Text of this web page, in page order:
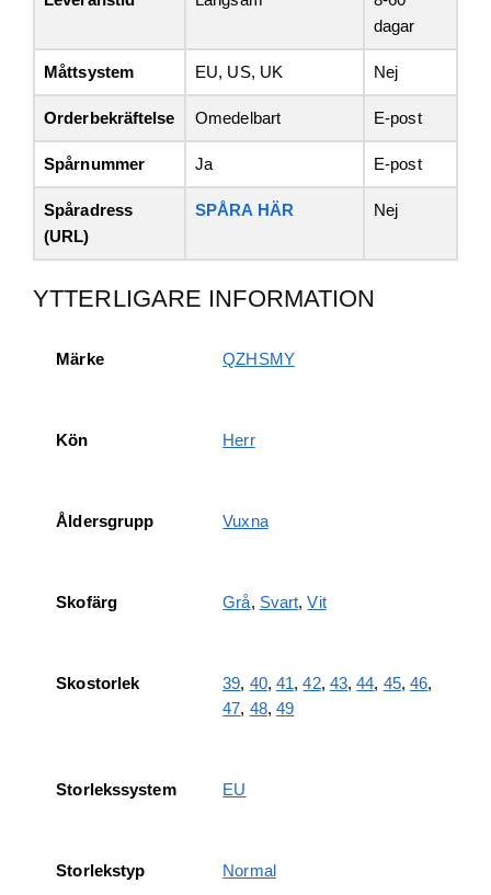
dagar
Måttsystem EU, US, UK Nej
Orderbekräftelse Omedelbart E-post
Spårnummer Ja E-post
Spåradress
(URL)
SPÅRA HÄR Nej
YTTERLIGARE INFORMATION
Märke QZHSMY
Kön Herr
Åldersgrupp Vuxna
Skofärg Grå, Svart,Vit
Skostorlek 39, 40,41,42, 43,44, 45,46,
47, 48,49
Storlekssystem EU
Storlekstyp Normal